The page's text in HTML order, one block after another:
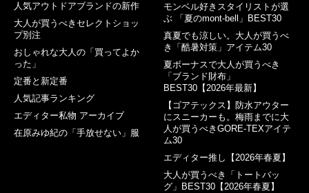
人気アウトドアブランドの新作
大人が買うべきセレクトショッ
プ別注
おしゃれな大人の「買ってよか
った」
定番と新定番
人気記事ランキング
エディター私物 アーカイブ
在原みゆ紀の「手放せない」服
モンベル好きスタイリストが選
ぶ 「夏のmont-bell」BEST30
真夏でも涼しい。大人が買うべ
き「酷暑対策」アイテム30
夏ボーナスで大人が買うべき
「ブランド財布」
BEST30【2026年最新】
【ゴアテックス】防水アウター
にスニーカーも。梅雨までに大
人が買うべきGORE-TEXアイテ
ム30
エディター推し【2026年春夏】
大人が買うべき「トートバッ
グ」BEST30【2026年春夏】